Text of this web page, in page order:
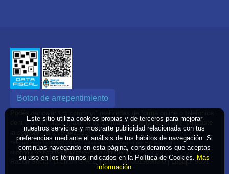
Boton de arrepentimiento
dentro de un plazo máximo de 10 días desde la fecha que realizaste
la compra. (Disp.954/2025)
*Según decreto 809/2024 las tarifas aéreas se rigen por política tarifaria de la
compañía aérea informada antes de la contratación
Razón Social: Brenton S.R.L. | CUIT: 30-69156900-0 | Legajo: 9551
Este sitio utiliza cookies propias y de terceros para mejorar
nuestros servicios y mostrarte publicidad relacionada con tus
preferencias mediante el análisis de tus hábitos de navegación. Si
continúas navegando en esta página, consideramos que aceptas
su uso en los términos indicados en la Política de Cookies. Más
información